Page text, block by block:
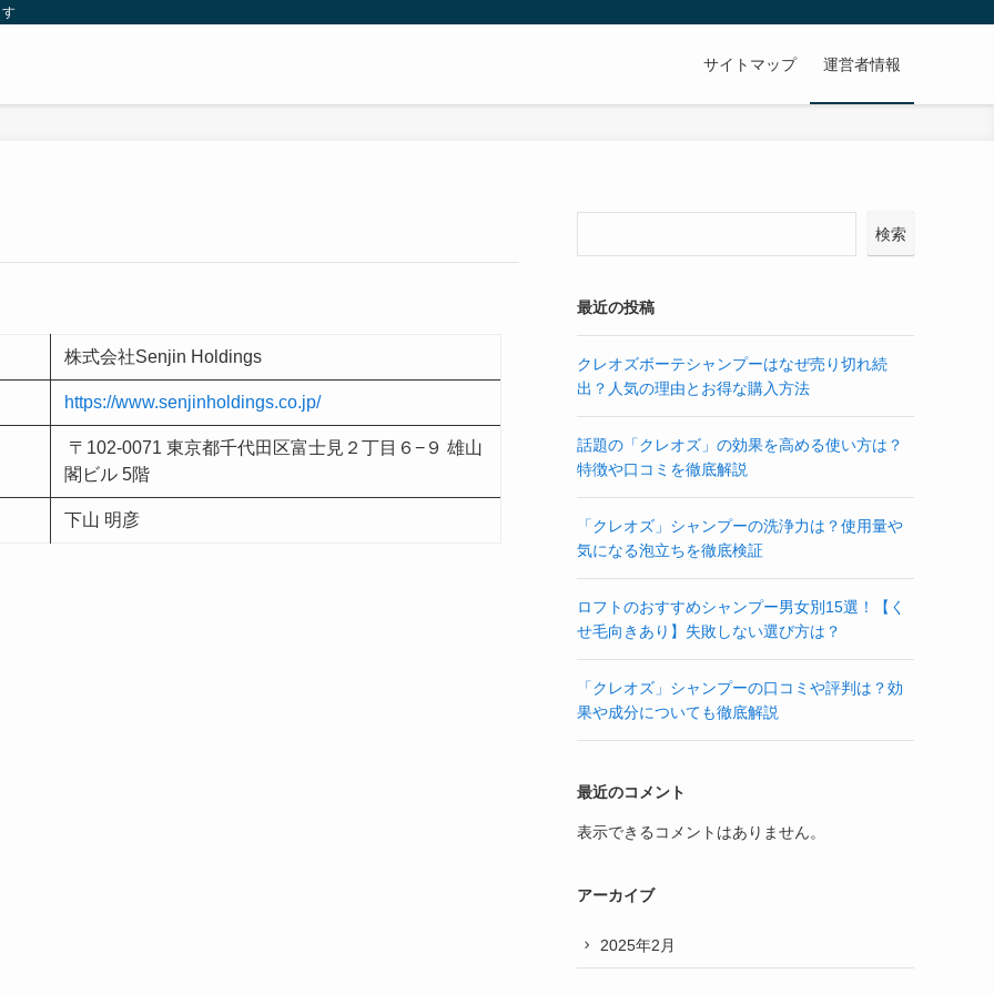
サイトマップ 運営者情報
株式会社Senjin Holdings
https://www.senjinholdings.co.jp/
〒102-0071 東京都千代田区富士見２丁目６−９ 雄山
閣ビル 5階
下山 明彦
検索
最近の投稿
クレオズボーテシャンプーはなぜ売り切れ続
出？人気の理由とお得な購入方法
話題の「クレオズ」の効果を高める使い方は？
特徴や口コミを徹底解説
「クレオズ」シャンプーの洗浄力は？使用量や
気になる泡立ちを徹底検証
ロフトのおすすめシャンプー男女別15選！【く
せ毛向きあり】失敗しない選び方は？
「クレオズ」シャンプーの口コミや評判は？効
果や成分についても徹底解説
最近のコメント
表示できるコメントはありません。
アーカイブ
2025年2月